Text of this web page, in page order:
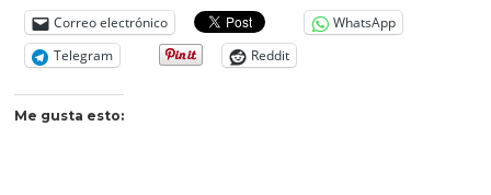
Correo electrónico
WhatsApp
Telegram
Reddit
Me gusta esto: